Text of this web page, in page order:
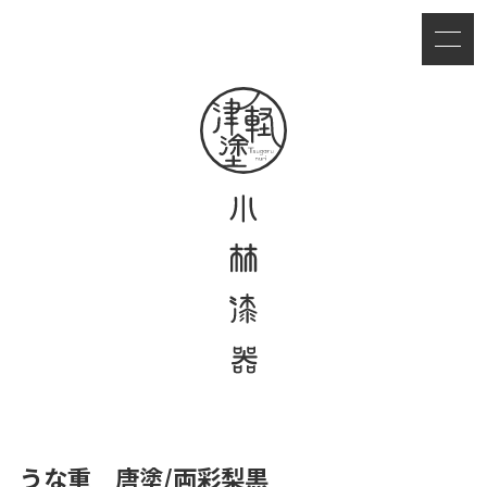
うな重 唐塗/両彩梨黒